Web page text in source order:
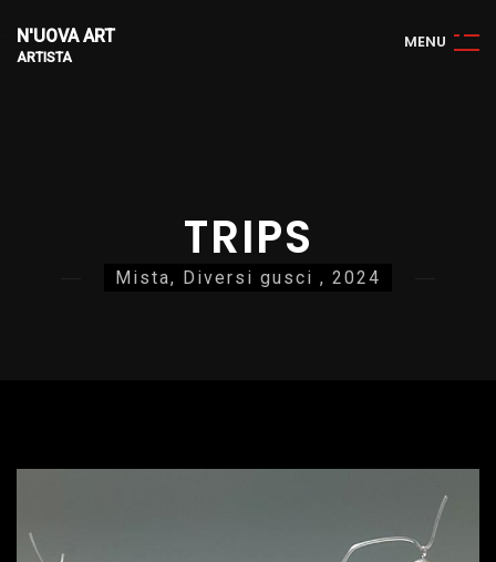
N'UOVA ART
ARTISTA
MENU
TRIPS
Mista, Diversi gusci , 2024